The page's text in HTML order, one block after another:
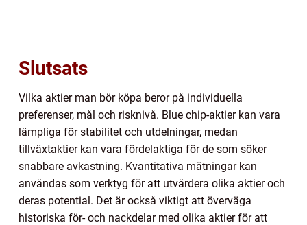
Slutsats
Vilka aktier man bör köpa beror på individuella
preferenser, mål och risknivå. Blue chip-aktier kan vara
lämpliga för stabilitet och utdelningar, medan
tillväxtaktier kan vara fördelaktiga för de som söker
snabbare avkastning. Kvantitativa mätningar kan
användas som verktyg för att utvärdera olika aktier och
deras potential. Det är också viktigt att överväga
historiska för- och nackdelar med olika aktier för att